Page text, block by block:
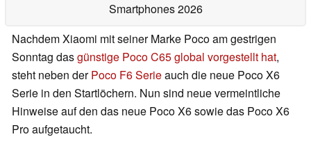
Smartphones 2026
Nachdem Xiaomi mit seiner Marke Poco am gestrigen
Sonntag dasgünstige Poco C65 global vorgestellt hat,
steht neben derPoco F6 Serieauch die neue Poco X6
Serie in den Startlöchern. Nun sind neue vermeintliche
Hinweise auf den das neue Poco X6 sowie das Poco X6
Pro aufgetaucht.